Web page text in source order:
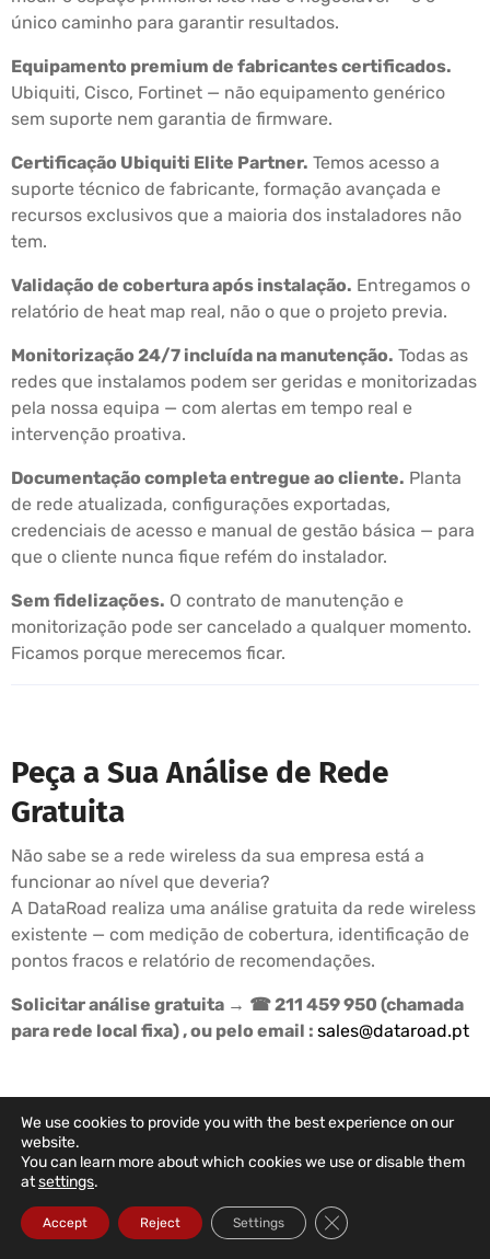
único caminho para garantir resultados.
Equipamento premium de fabricantes certificados.
Ubiquiti, Cisco, Fortinet — não equipamento genérico
sem suporte nem garantia de firmware.
Certificação Ubiquiti Elite Partner. Temos acesso a
suporte técnico de fabricante, formação avançada e
recursos exclusivos que a maioria dos instaladores não
tem.
Validação de cobertura após instalação. Entregamos o
relatório de heat map real, não o que o projeto previa.
Monitorização 24/7 incluída na manutenção. Todas as
redes que instalamos podem ser geridas e monitorizadas
pela nossa equipa — com alertas em tempo real e
intervenção proativa.
Documentação completa entregue ao cliente. Planta
de rede atualizada, configurações exportadas,
credenciais de acesso e manual de gestão básica — para
que o cliente nunca fique refém do instalador.
Sem fidelizações. O contrato de manutenção e
monitorização pode ser cancelado a qualquer momento.
Ficamos porque merecemos ficar.
Peça a Sua Análise de Rede
Gratuita
Não sabe se a rede wireless da sua empresa está a
funcionar ao nível que deveria?
A DataRoad realiza uma análise gratuita da rede wireless
existente — com medição de cobertura, identificação de
pontos fracos e relatório de recomendações.
Solicitar análise gratuita → ☎ 211 459 950 (chamada
para rede local fixa) , ou pelo email : sales@dataroad.pt
DATAROAD SUPPORT PLANS
Your Company's IT
In The Right Hands
We use cookies to provide you with the best experience on our
website.
You can learn more about which cookies we use or disable them
atsettings.
Accept Reject Settings Close GDPR Cookie